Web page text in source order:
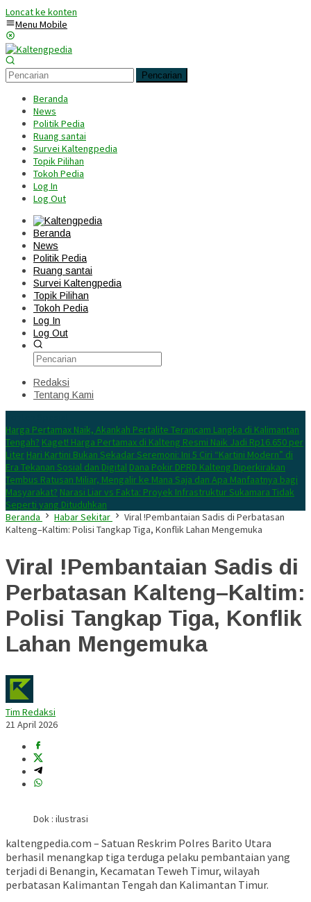
Loncat ke konten
Menu Mobile
Pencarian
Beranda
News
Politik Pedia
Ruang santai
Survei Kaltengpedia
Topik Pilihan
Tokoh Pedia
Log In
Log Out
Beranda
News
Politik Pedia
Ruang santai
Survei Kaltengpedia
Topik Pilihan
Tokoh Pedia
Log In
Log Out
Redaksi
Tentang Kami
Harga Pertamax Naik, Akankah Pertalite Terancam Langka di Kalimantan
Tengah? Kaget! Harga Pertamax di Kalteng Resmi Naik Jadi Rp16.650 per
Liter Hari Kartini Bukan Sekadar Seremoni: Ini 5 Ciri “Kartini Modern” di
Era Tekanan Sosial dan Digital Dana Pokir DPRD Kalteng Diperkirakan
Tembus Ratusan Miliar, Mengalir ke Mana Saja dan Apa Manfaatnya bagi
Masyarakat? Narasi Liar vs Fakta: Proyek Infrastruktur Sukamara Tidak
Seperti yang Dituduhkan
Beranda
Habar Sekitar
Viral !Pembantaian Sadis di Perbatasan
Kalteng–Kaltim: Polisi Tangkap Tiga, Konflik Lahan Mengemuka
Viral !Pembantaian Sadis di
Perbatasan Kalteng–Kaltim:
Polisi Tangkap Tiga, Konflik
Lahan Mengemuka
Tim Redaksi
21 April 2026
Dok : ilustrasi
kaltengpedia.com – Satuan Reskrim Polres Barito Utara
berhasil menangkap tiga terduga pelaku pembantaian yang
terjadi di Benangin, Kecamatan Teweh Timur, wilayah
perbatasan Kalimantan Tengah dan Kalimantan Timur.